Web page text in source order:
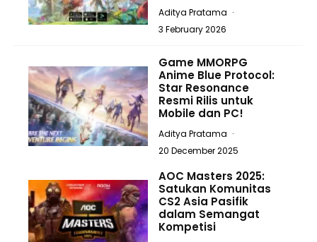
Aditya Pratama ·
3 February 2026
Game MMORPG
Anime Blue Protocol:
Star Resonance
Resmi Rilis untuk
Mobile dan PC!
Aditya Pratama ·
20 December 2025
AOC Masters 2025:
Satukan Komunitas
CS2 Asia Pasifik
dalam Semangat
Kompetisi